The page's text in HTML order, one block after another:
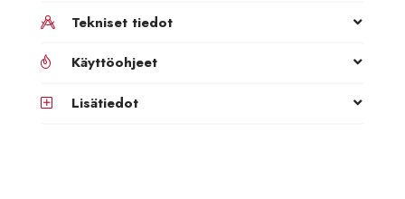
Tekniset tiedot
Käyttöohjeet
Lisätiedot